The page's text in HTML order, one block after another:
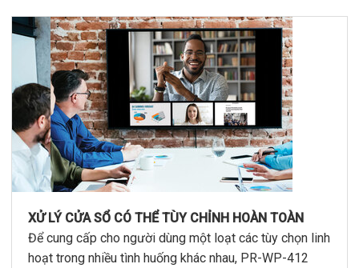
XỬ LÝ CỬA SỔ CÓ THỂ TÙY CHỈNH HOÀN TOÀN
Để cung cấp cho người dùng một loạt các tùy chọn linh
hoạt trong nhiều tình huống khác nhau, PR-WP-412